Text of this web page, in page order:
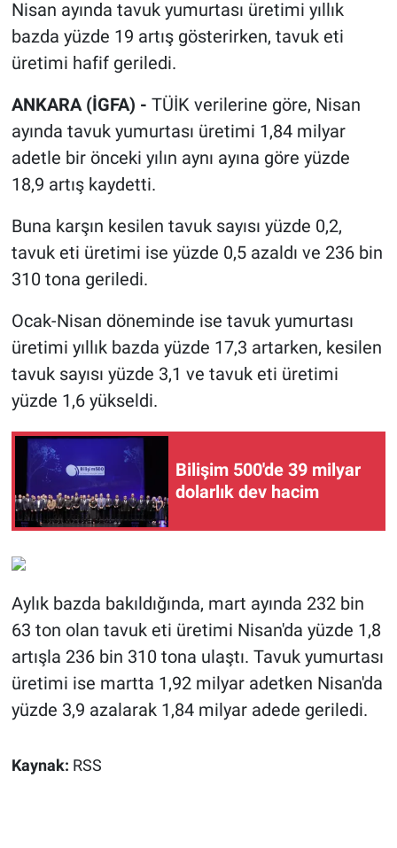
Nisan ayında tavuk yumurtası üretimi yıllık
bazda yüzde 19 artış gösterirken, tavuk eti
üretimi hafif geriledi.
ANKARA (İGFA) - TÜİK verilerine göre, Nisan
ayında tavuk yumurtası üretimi 1,84 milyar
adetle bir önceki yılın aynı ayına göre yüzde
18,9 artış kaydetti.
Buna karşın kesilen tavuk sayısı yüzde 0,2,
tavuk eti üretimi ise yüzde 0,5 azaldı ve 236 bin
310 tona geriledi.
Ocak-Nisan döneminde ise tavuk yumurtası
üretimi yıllık bazda yüzde 17,3 artarken, kesilen
tavuk sayısı yüzde 3,1 ve tavuk eti üretimi
yüzde 1,6 yükseldi.
Bilişim 500'de 39 milyar
dolarlık dev hacim
Aylık bazda bakıldığında, mart ayında 232 bin
63 ton olan tavuk eti üretimi Nisan'da yüzde 1,8
artışla 236 bin 310 tona ulaştı. Tavuk yumurtası
üretimi ise martta 1,92 milyar adetken Nisan'da
yüzde 3,9 azalarak 1,84 milyar adede geriledi.
Kaynak: RSS